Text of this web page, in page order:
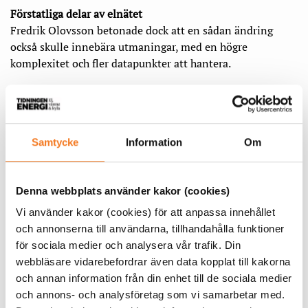
Samtycke Information Om
Denna webbplats använder kakor (cookies)
Vi använder kakor (cookies) för att anpassa innehållet
och annonserna till användarna, tillhandahålla funktioner
för sociala medier och analysera vår trafik. Din
webbläsare vidarebefordrar även data kopplat till kakorna
och annan information från din enhet till de sociala medier
och annons- och analysföretag som vi samarbetar med.
Förstatliga delar av elnätet
Fredrik Olovsson betonade dock att en sådan ändring
också skulle innebära utmaningar, med en högre
komplexitet och fler datapunkter att hantera.
– Därför är det viktigt att vi bistår de små bolagen som kan
ha svårt att digitalisera. Det innebär en ökad risk att de
förhandlingsperson som ska kunna hjälpa mindre
kommunala företag att slå sig samman till större företag.
liksom att locka kompetens.
Socialdemokraterna vill även öka statens rådighet över
flera delar av elnätet än stamnätet.
– De privata intressena riskerar att driva upp kostnaderna.
Därför vill vi att strategiska och samhällskritiska områden